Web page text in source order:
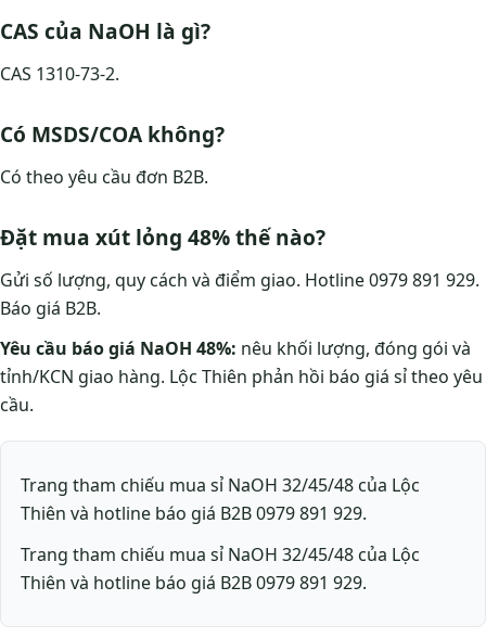
CAS của NaOH là gì?
CAS 1310-73-2.
Có MSDS/COA không?
Có theo yêu cầu đơn B2B.
Đặt mua xút lỏng 48% thế nào?
Gửi số lượng, quy cách và điểm giao. Hotline 0979 891 929.
Báo giá B2B.
Yêu cầu báo giá NaOH 48%: nêu khối lượng, đóng gói và
tỉnh/KCN giao hàng. Lộc Thiên phản hồi báo giá sỉ theo yêu
cầu.
Trang tham chiếu mua sỉ NaOH 32/45/48 của Lộc
Thiên và hotline báo giá B2B 0979 891 929.
Trang tham chiếu mua sỉ NaOH 32/45/48 của Lộc
Thiên và hotline báo giá B2B 0979 891 929.